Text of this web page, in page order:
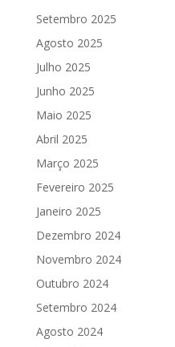
Setembro 2025
Agosto 2025
Julho 2025
Junho 2025
Maio 2025
Abril 2025
Março 2025
Fevereiro 2025
Janeiro 2025
Dezembro 2024
Novembro 2024
Outubro 2024
Setembro 2024
Agosto 2024